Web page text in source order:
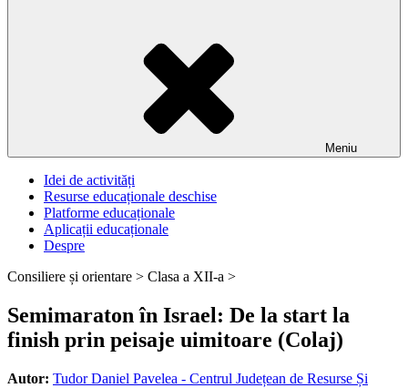
Meniu
Idei de activități
Resurse educaționale deschise
Platforme educaționale
Aplicații educaționale
Despre
Consiliere și orientare > Clasa a XII-a >
Semimaraton în Israel: De la start la
finish prin peisaje uimitoare (Colaj)
Autor: Tudor Daniel Pavelea - Centrul Județean de Resurse Și